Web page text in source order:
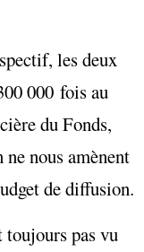
les deux
000 fois au
du Fonds,
nous amènent
de diffusion.
toujours pas vu